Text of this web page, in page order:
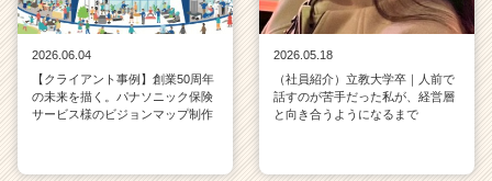
2026.06.04
【クライアント事例】創業50周年
の未来を描く。パナソニック保険
サービス様のビジョンマップ制作
2026.05.18
（社員紹介）立教大学卒｜人前で
話すのが苦手だった私が、経営層
と向き合うようになるまで